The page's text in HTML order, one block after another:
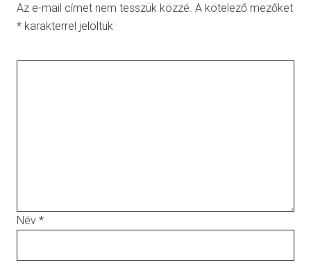
Az e-mail címet nem tesszük közzé. A kötelező mezőket
* karakterrel jelöltük
Név *